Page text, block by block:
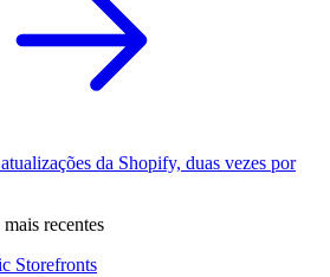
da Shopify, duas vezes por
recentes
Storefronts